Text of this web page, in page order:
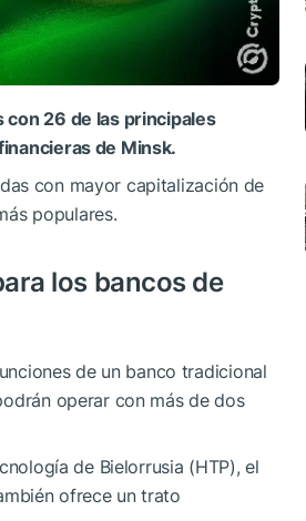
26 de las principales
de Minsk.
con mayor capitalización de
populares.
los bancos de
de un banco tradicional
operar con más de dos
de Bielorrusia (HTP), el
ofrece un trato